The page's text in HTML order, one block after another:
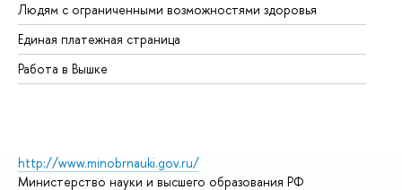
Людям с ограниченными возможностями здоровья
Единая платежная страница
Работа в Вышке
http://www.minobrnauki.gov.ru/
Министерство науки и высшего образования РФ